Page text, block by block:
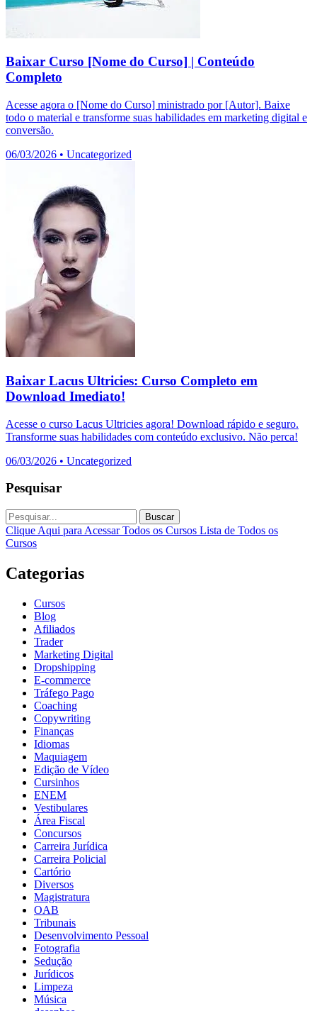
Baixar Curso [Nome do Curso] | Conteúdo
Completo
Acesse agora o [Nome do Curso] ministrado por [Autor]. Baixe
todo o material e transforme suas habilidades em marketing digital e
conversão.
06/03/2026 • Uncategorized
Baixar Lacus Ultricies: Curso Completo em
Download Imediato!
Acesse o curso Lacus Ultricies agora! Download rápido e seguro.
Transforme suas habilidades com conteúdo exclusivo. Não perca!
06/03/2026 • Uncategorized
Pesquisar
Buscar
Clique Aqui para Acessar Todos os Cursos Lista de Todos os
Cursos
Categorias
Cursos
Blog
Afiliados
Trader
Marketing Digital
Dropshipping
E-commerce
Tráfego Pago
Coaching
Copywriting
Finanças
Idiomas
Maquiagem
Edição de Vídeo
Cursinhos
ENEM
Vestibulares
Área Fiscal
Concursos
Carreira Jurídica
Carreira Policial
Cartório
Diversos
Magistratura
OAB
Tribunais
Desenvolvimento Pessoal
Fotografia
Sedução
Jurídicos
Limpeza
Música